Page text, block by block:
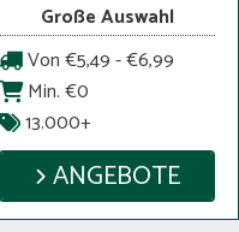
Große Auswahl
Von €5,49 - €6,99
Min. €0
13.000+
ANGEBOTE